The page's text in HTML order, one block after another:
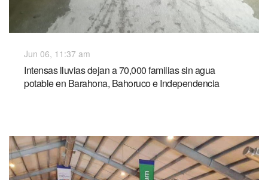
Jun 06, 11:37 am
Intensas lluvias dejan a 70,000 familias sin agua
potable en Barahona, Bahoruco e Independencia